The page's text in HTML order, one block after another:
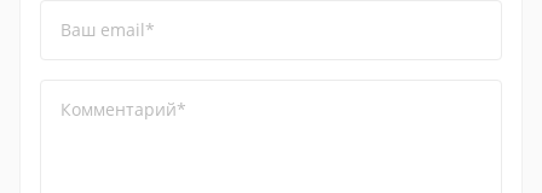
Ваш email*
Комментарий*